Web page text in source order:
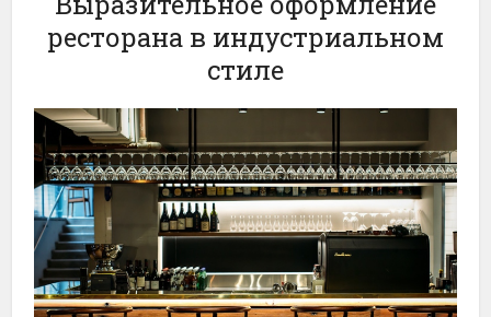
ресторана в индустриальном
стиле